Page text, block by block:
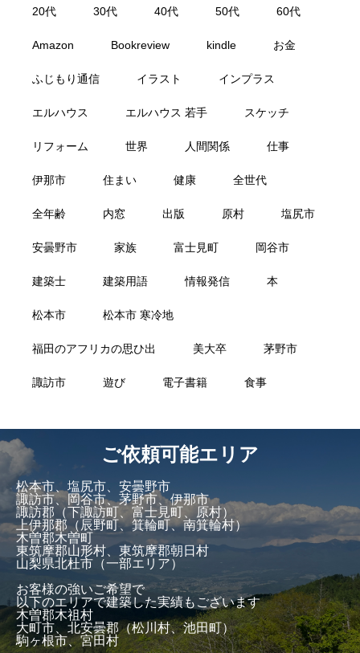
20代 30代 40代 50代 60代
Amazon Bookreview kindle お金
ふじもり通信 イラスト インプラス
エルハウス エルハウス 若手 スケッチ
リフォーム 世界 人間関係 仕事
伊那市 住まい 健康 全世代
全年齢 内窓 出版 原村 塩尻市
安曇野市 家族 富士見町 岡谷市
建築士 建築用語 情報発信 本
松本市 松本市 寒冷地
福田のアフリカの思ひ出 美大卒 茅野市
諏訪市 遊び 電子書籍 食事
ご依頼可能エリア
松本市、塩尻市、安曇野市
諏訪市、岡谷市、茅野市、伊那市
諏訪郡（下諏訪町、富士見町、原村）
上伊那郡（辰野町、箕輪町、南箕輪村）
木曽郡木曽町
東筑摩郡山形村、東筑摩郡朝日村
山梨県北杜市（一部エリア）
お客様の強いご希望で
以下のエリアで建築した実績もございます
木曽郡木祖村
大町市、北安曇郡（松川村、池田町）
駒ヶ根市、宮田村